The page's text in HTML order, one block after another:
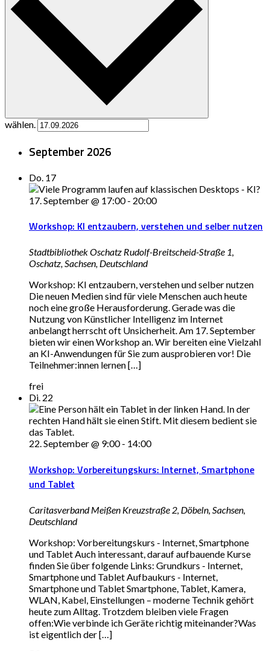
wählen.
September 2026
Do. 17
17. September @ 17:00- 20:00
Workshop: KI entzaubern, verstehen und selber nutzen
Stadtbibliothek Oschatz Rudolf-Breitscheid-Straße 1,
Oschatz, Sachsen, Deutschland
Workshop: KI entzaubern, verstehen und selber nutzen
Die neuen Medien sind für viele Menschen auch heute
noch eine große Herausforderung. Gerade was die
Nutzung von Künstlicher Intelligenz im Internet
anbelangt herrscht oft Unsicherheit. Am 17. September
bieten wir einen Workshop an. Wir bereiten eine Vielzahl
an KI-Anwendungen für Sie zum ausprobieren vor! Die
Teilnehmer:innen lernen […]
frei
Di. 22
22. September @ 9:00- 14:00
Workshop: Vorbereitungskurs: Internet, Smartphone
und Tablet
Caritasverband Meißen Kreuzstraße 2, Döbeln, Sachsen,
Deutschland
Workshop: Vorbereitungskurs - Internet, Smartphone
und Tablet Auch interessant, darauf aufbauende Kurse
finden Sie über folgende Links: Grundkurs - Internet,
Smartphone und Tablet Aufbaukurs - Internet,
Smartphone und Tablet Smartphone, Tablet, Kamera,
WLAN, Kabel, Einstellungen – moderne Technik gehört
heute zum Alltag. Trotzdem bleiben viele Fragen
offen:Wie verbinde ich Geräte richtig miteinander?Was
ist eigentlich der […]